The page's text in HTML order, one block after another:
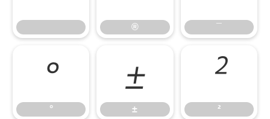
® ¯
°
°
±
±
²
²